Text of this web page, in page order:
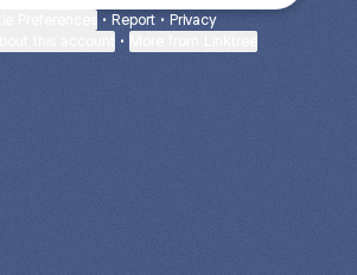
• Report • Privacy
•